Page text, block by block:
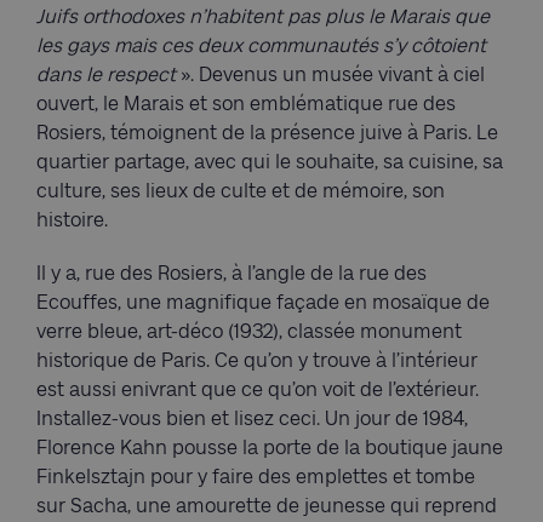
Juifs orthodoxes n’habitent pas plus le Marais que
les gays mais ces deux communautés s’y côtoient
dans le respect». Devenus un musée vivant à ciel
ouvert, le Marais et son emblématique rue des
Rosiers, témoignent de la présence juive à Paris. Le
quartier partage, avec qui le souhaite, sa cuisine, sa
culture, ses lieux de culte et de mémoire, son
histoire.
Il y a, rue des Rosiers, à l’angle de la rue des
Ecouffes, une magnifique façade en mosaïque de
verre bleue, art-déco (1932), classée monument
historique de Paris. Ce qu’on y trouve à l’intérieur
est aussi enivrant que ce qu’on voit de l’extérieur.
Installez-vous bien et lisez ceci. Un jour de 1984,
Florence Kahn pousse la porte de la boutique jaune
Finkelsztajn pour y faire des emplettes et tombe
sur Sacha, une amourette de jeunesse qui reprend